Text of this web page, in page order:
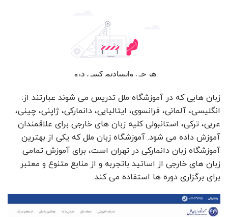
زبان هایی که در آموزشگاه ملل تدریس می شوند عبارتند از:
انگلیسی، آلمانی، فرانسوی، ایتالیایی، دانمارکی، ژاپنی، چینی،
عربی، ترکی، استانبولی کلیه زبان های خارجی برای علاقمندان
آموزش داده می شود. آموزشگاه زبان ملل که یکی از بهترین
آموزشگاه زبان دانمارکی در تهران است، برای آموزش تمامی
زبان های خارجی از اساتید باتجربه و از منابع متنوع و معتبر
برای برگزاری دوره ها استفاده می کند.